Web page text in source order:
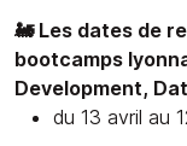
🚂 Les dates de
bootcamps
Development,
du 13 avril au